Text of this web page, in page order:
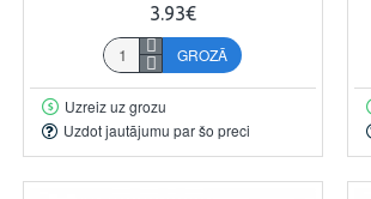
3.93€
GROZĀ
Uzreiz uz grozu
Uzdot jautājumu par šo preci